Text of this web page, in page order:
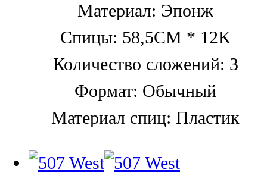
Материал: Эпонж
Спицы: 58,5CM * 12K
Количество сложений: 3
Формат: Обычный
Материал спиц: Пластик